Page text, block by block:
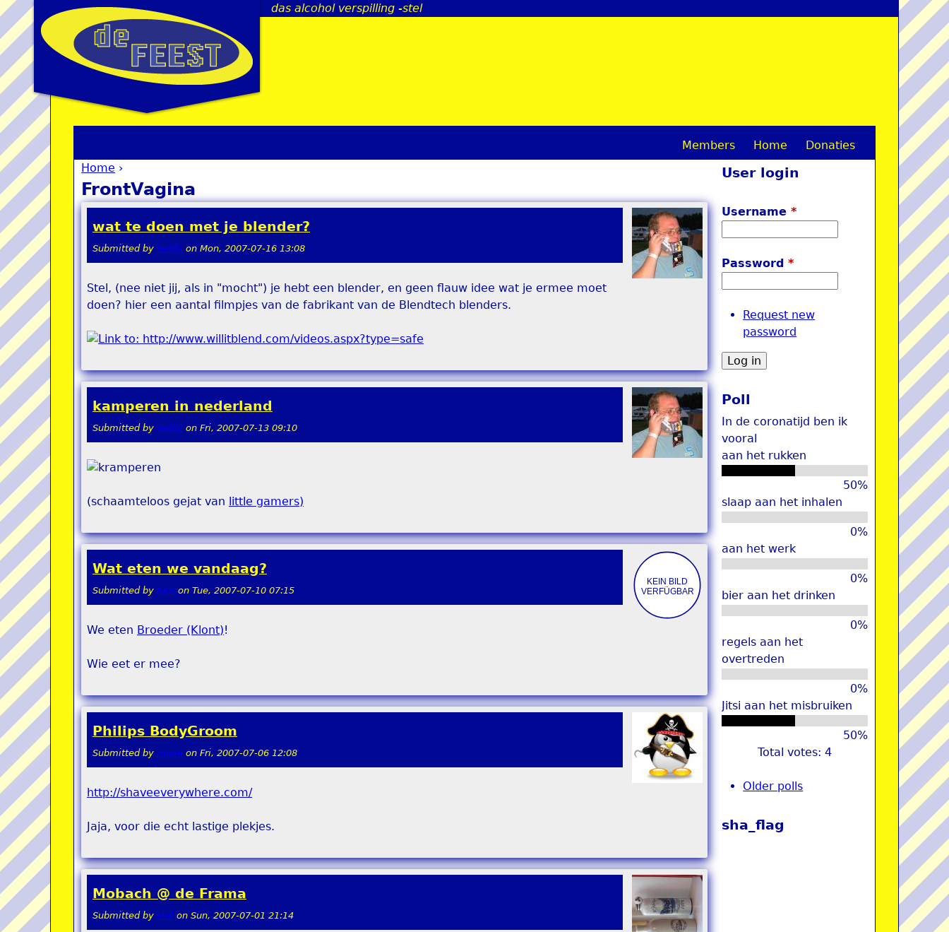
Jump to navigation
das alcohol verspilling -stel
You are here
Home ›
FrontVagina
wat te doen met je blender?
Submitted by teddy on Mon, 2007-07-16 13:08
Stel, (nee niet jij, als in "mocht") je hebt een blender, en geen flauw idee wat je ermee moet
doen? hier een aantal filmpjes van de fabrikant van de Blendtech blenders.
kamperen in nederland
Submitted by teddy on Fri, 2007-07-13 09:10
(schaamteloos gejat van little gamers)
Wat eten we vandaag?
Submitted by KKS on Tue, 2007-07-10 07:15
We eten Broeder (Klont)!
Wie eet er mee?
Philips BodyGroom
Submitted by rippie on Fri, 2007-07-06 12:08
http://shaveeverywhere.com/
Jaja, voor die echt lastige plekjes.
Mobach @ de Frama
Submitted by stel on Sun, 2007-07-01 21:14
M
i
n
m
Members Home Donaties
User login
Username*
Password*
Request new
password
Poll
In de coronatijd ben ik
vooral
aan het rukken
50%
slaap aan het inhalen
0%
aan het werk
0%
bier aan het drinken
0%
regels aan het
overtreden
0%
Jitsi aan het misbruiken
50%
Total votes: 4
Older polls
sha_flag